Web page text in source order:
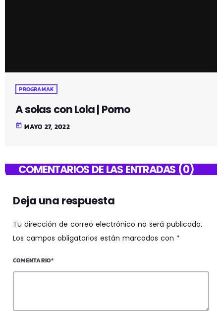
PROGRAMAK
A solas con Lola | Porno
today MAYO 27, 2022
COMENTARIOS DE LAS ENTRADAS (0)
Deja una respuesta
Tu dirección de correo electrónico no será publicada.
Los campos obligatorios están marcados con *
COMENTARIO*